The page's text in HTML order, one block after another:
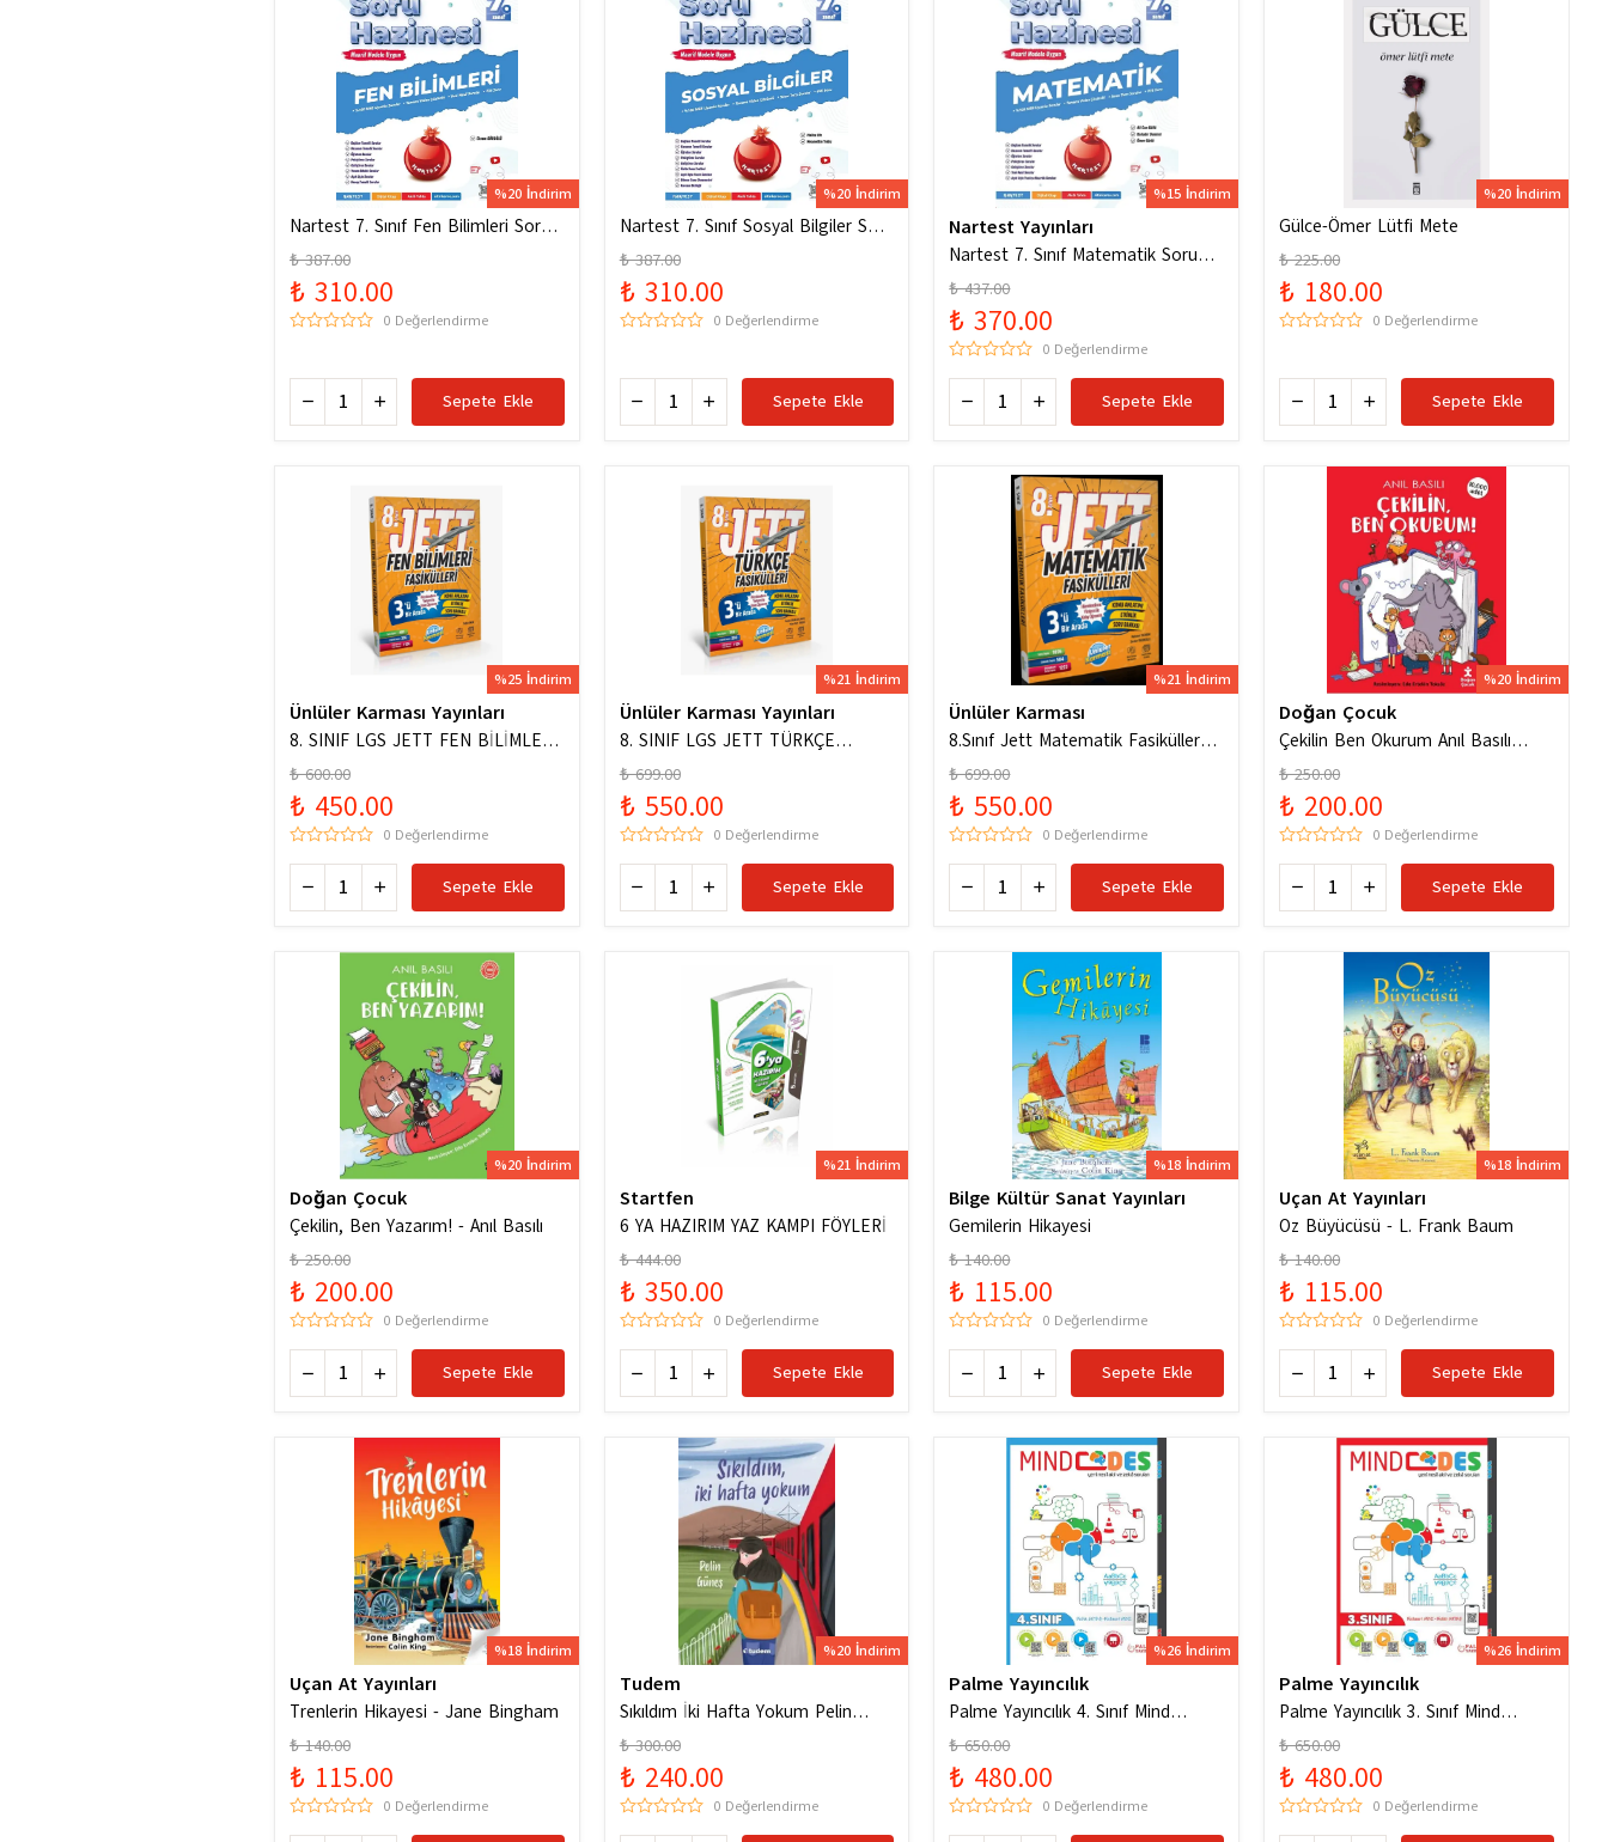
%20 İndirim
Nartest 7. Sınıf Fen Bilimleri Soru
Hazinesi Yeni Maarif Modele Uygun
₺ 387.00
₺ 310.00
0 Değerlendirme
Sepete Ekle
%20 İndirim
Nartest 7. Sınıf Sosyal Bilgiler Soru
Hazinesi Yeni Maarif Modele Uygun
₺ 387.00
₺ 310.00
0 Değerlendirme
Sepete Ekle
%15 İndirim
Nartest Yayınları
Nartest 7. Sınıf Matematik Soru
Hazinesi
₺ 437.00
₺ 370.00
0 Değerlendirme
Sepete Ekle
%20 İndirim
Gülce-Ömer Lütfi Mete
₺ 225.00
₺ 180.00
0 Değerlendirme
Sepete Ekle
%25 İndirim
Ünlüler Karması Yayınları
8. SINIF LGS JETT FEN BİLİMLERİ
FASİKÜLLERİ
₺ 600.00
₺ 450.00
0 Değerlendirme
Sepete Ekle
%21 İndirim
Ünlüler Karması Yayınları
8. SINIF LGS JETT TÜRKÇE
FASİKÜLLERİ
₺ 699.00
₺ 550.00
0 Değerlendirme
Sepete Ekle
%21 İndirim
Ünlüler Karması
8.Sınıf Jett Matematik Fasiküller
Soru Bankası / Kolektif / Ünlüler
Karması / 9786256529786
₺ 699.00
₺ 550.00
0 Değerlendirme
Sepete Ekle
%20 İndirim
Doğan Çocuk
Çekilin Ben Okurum Anıl Basılı
Eğlenceli Hikayeler
₺ 250.00
₺ 200.00
0 Değerlendirme
Sepete Ekle
%20 İndirim
Doğan Çocuk
Çekilin, Ben Yazarım! - Anıl Basılı
₺ 250.00
₺ 200.00
0 Değerlendirme
Sepete Ekle
%21 İndirim
Startfen
6 YA HAZIRIM YAZ KAMPI FÖYLERİ
₺ 444.00
₺ 350.00
0 Değerlendirme
Sepete Ekle
%18 İndirim
Bilge Kültür Sanat Yayınları
Gemilerin Hikayesi
₺ 140.00
₺ 115.00
0 Değerlendirme
Sepete Ekle
%18 İndirim
Uçan At Yayınları
Oz Büyücüsü - L. Frank Baum
₺ 140.00
₺ 115.00
0 Değerlendirme
Sepete Ekle
%18 İndirim
Uçan At Yayınları
Trenlerin Hikayesi - Jane Bingham
₺ 140.00
₺ 115.00
0 Değerlendirme
%20 İndirim
Tudem
Sıkıldım İki Hafta Yokum Pelin
Güneş
₺ 300.00
₺ 240.00
0 Değerlendirme
%26 İndirim
Palme Yayıncılık
Palme Yayıncılık 4. Sınıf Mind
Codes Yeni Nesil Akıl ve Zeka
Soruları
₺ 650.00
₺ 480.00
0 Değerlendirme
%26 İndirim
Palme Yayıncılık
Palme Yayıncılık 3. Sınıf Mind
Codes Akıl Kodları
₺ 650.00
₺ 480.00
0 Değerlendirme